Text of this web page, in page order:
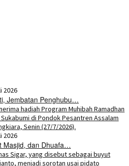
2026
Jembatan Penghubu…
2026
Masjid, dan Dhuafa…